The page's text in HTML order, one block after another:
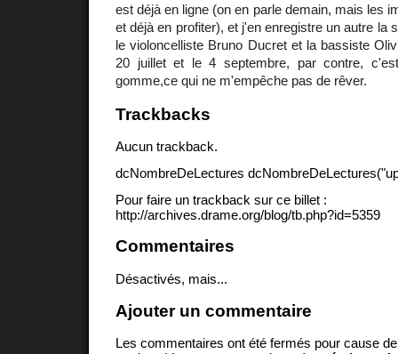
est déjà en ligne (on en parle demain, mais les
et déjà en profiter), et j'en enregistre un autre la
le violoncelliste Bruno Ducret et la bassiste
20 juillet et le 4 septembre, par contre,
gomme,ce qui ne m'empêche pas de rêver.
Trackbacks
Aucun trackback.
dcNombreDeLectures
Pour faire un trackback sur ce billet :
http://archives.drame.org/blog/tb.php?id=5359
Commentaires
Désactivés, mais...
Ajouter un commentaire
Les commentaires ont été fermés pour cause